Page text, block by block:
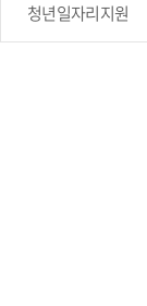
청년일자리지원